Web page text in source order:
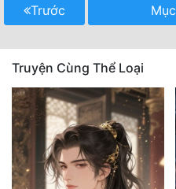
Góc Nhìn Nữ
Huyền Nghi
Huyền Ảo
Hài Hước
Hệ Thống
Trước
Truyện Cùng Thể Loại